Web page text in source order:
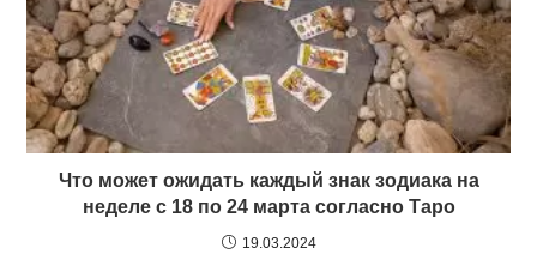
Что может ожидать каждый знак зодиака на
неделе с 18 по 24 марта согласно Таро
19.03.2024